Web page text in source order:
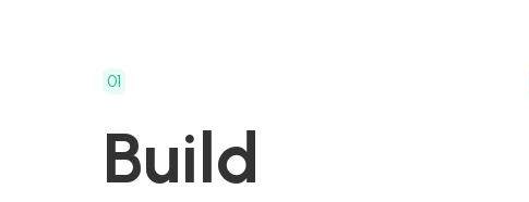
01
Build